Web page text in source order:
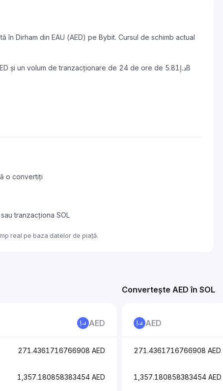
Dirham din EAU (AED) pe Bybit. Cursul de schimb actual
o convertiți
tranzacționa SOL
real pe baza datelor de piață.
AED
271.4361716766908 AED
1,357.180858383454 AED
Convertește AED în SOL
AED
271.4361716766908 AED
1,357.180858383454 AED